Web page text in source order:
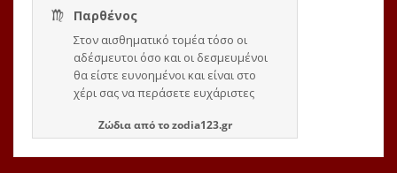
Ζώδιααπό τοzodia123.gr